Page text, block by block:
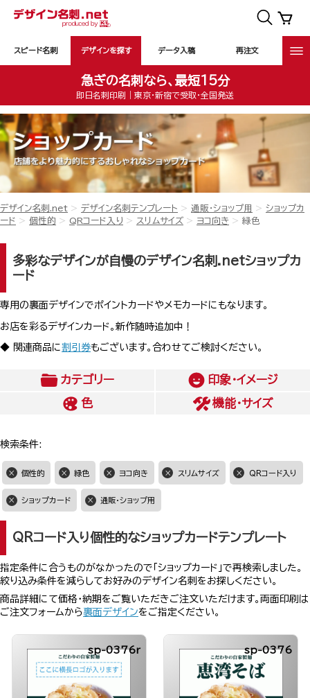
スピード名刺 デザインを探す データ入稿 再注文
急ぎの名刺なら、最短15分
即日名刺印刷｜東京・新宿で受取・全国発送
デザイン名刺.net デザイン名刺テンプレート 通販・ショップ用
ショップカ
ード
個性的 QRコード入り スリムサイズ ヨコ向き 緑色
多彩なデザインが自慢のデザイン名刺.netショップカ
ード
専用の裏面デザインでポイントカードやメモカードにもなります。
お店を彩るデザインカード。新作随時追加中！
◆ 関連商品に割引券もございます。合わせてご検討ください。
カテゴリー
印象・イメージ
色
機能・サイズ
検索条件:
個性的 緑色 ヨコ向き スリムサイズ QRコード入り
ショップカード 通販・ショップ用
QRコード入り個性的なショップカードテンプレート
指定条件に合うものがなかったので「ショップカード」で再検索しました。
絞り込み条件を減らしてお好みのデザイン名刺をお探しください。
商品詳細にて価格・納期をご覧いただきご注文いただけます。両面印刷は
ご注文フォームから裏面デザインをご指定ください。
sp-0376r sp-0376